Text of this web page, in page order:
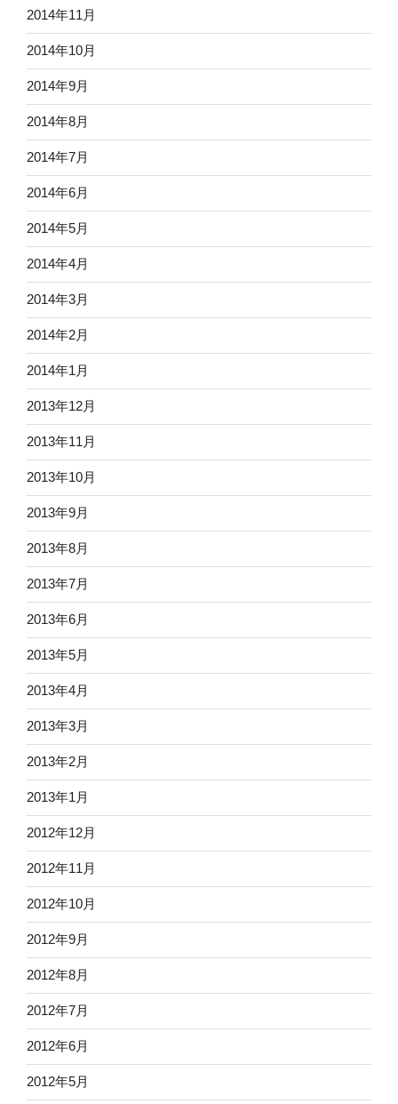
2014年11月
2014年10月
2014年9月
2014年8月
2014年7月
2014年6月
2014年5月
2014年4月
2014年3月
2014年2月
2014年1月
2013年12月
2013年11月
2013年10月
2013年9月
2013年8月
2013年7月
2013年6月
2013年5月
2013年4月
2013年3月
2013年2月
2013年1月
2012年12月
2012年11月
2012年10月
2012年9月
2012年8月
2012年7月
2012年6月
2012年5月